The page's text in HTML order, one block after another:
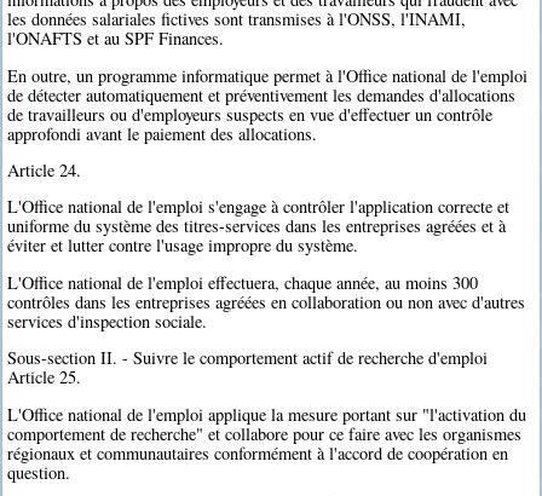
les données salariales fictives sont transmises à l'ONSS, l'INAMI,
l'ONAFTS et au SPF Finances.
En outre, un programme informatique permet à l'Office national de l'emploi
de détecter automatiquement et préventivement les demandes d'allocations
de travailleurs ou d'employeurs suspects en vue d'effectuer un contrôle
approfondi avant le paiement des allocations.
Article 24.
L'Office national de l'emploi s'engage à contrôler l'application correcte et
uniforme du système des titres-services dans les entreprises agréées et à
éviter et lutter contre l'usage impropre du système.
L'Office national de l'emploi effectuera, chaque année, au moins 300
contrôles dans les entreprises agréées en collaboration ou non avec d'autres
services d'inspection sociale.
Sous-section II. - Suivre le comportement actif de recherche d'emploi
Article 25.
L'Office national de l'emploi applique la mesure portant sur "l'activation du
comportement de recherche" et collabore pour ce faire avec les organismes
régionaux et communautaires conformément à l'accord de coopération en
question.